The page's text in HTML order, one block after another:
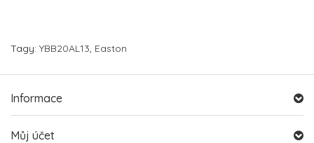
Tagy: YBB20AL13, Easton
Informace
Můj účet